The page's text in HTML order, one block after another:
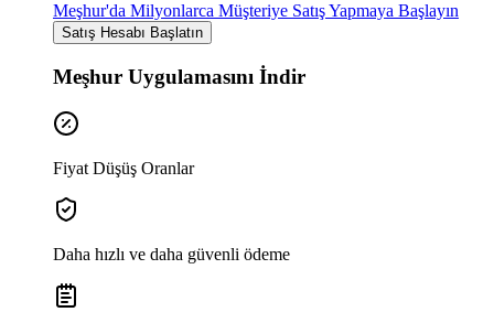
Meşhur'da Milyonlarca Müşteriye Satış Yapmaya Başlayın
Satış Hesabı Başlatın
Meşhur Uygulamasını İndir
Fiyat Düşüş Oranlar
Daha hızlı ve daha güvenli ödeme